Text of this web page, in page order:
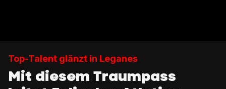
Top-Talent glänzt in Leganes
Mit diesem Traumpass